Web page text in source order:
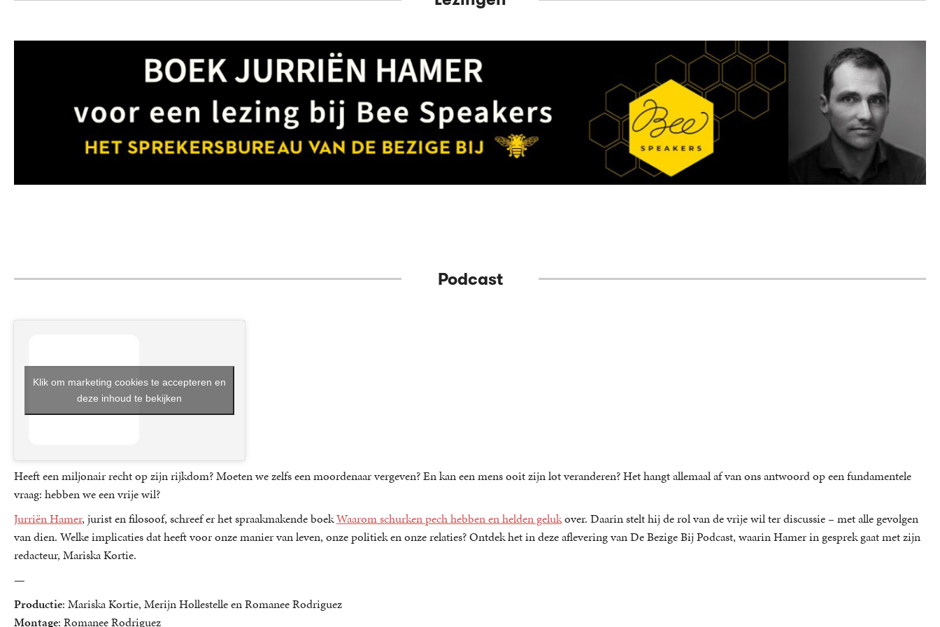
Podcast
Klik om marketing cookies te accepteren en
deze inhoud te bekijken
Heeft een miljonair recht op zijn rijkdom? Moeten we zelfs een moordenaar vergeven? En kan een mens ooit zijn lot veranderen? Het hangt allemaal af van ons antwoord op een fundamentele
vraag: hebben we een vrije wil?
Jurriën Hamer, jurist en filosoof, schreef er het spraakmakende boekWaarom schurken pech hebben en helden gelukover. Daarin stelt hij de rol van de vrije wil ter discussie – met alle gevolgen
van dien. Welke implicaties dat heeft voor onze manier van leven, onze politiek en onze relaties? Ontdek het in deze aflevering van De Bezige Bij Podcast, waarin Hamer in gesprek gaat met zijn
redacteur, Mariska Kortie.
—
Productie: Mariska Kortie, Merijn Hollestelle en Romanee Rodriguez
Montage: Romanee Rodriguez